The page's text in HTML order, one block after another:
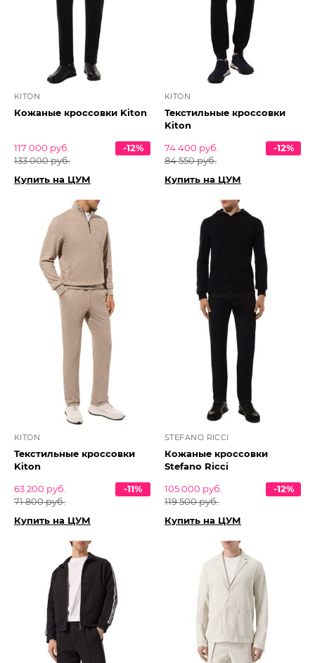
KITON
Кожаные кроссовки Kiton
117 000 руб.
133 000 руб.
-12%
Купить на ЦУМ
KITON
Текстильные кроссовки
Kiton
74 400 руб.
84 550 руб.
-12%
Купить на ЦУМ
KITON
Текстильные кроссовки
Kiton
63 200 руб.
71 800 руб.
-11%
Купить на ЦУМ
STEFANO RICCI
Кожаные кроссовки
Stefano Ricci
105 000 руб.
119 500 руб.
-12%
Купить на ЦУМ